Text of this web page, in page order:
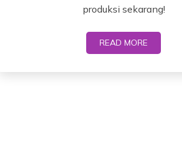
produksi sekarang!
READ MORE